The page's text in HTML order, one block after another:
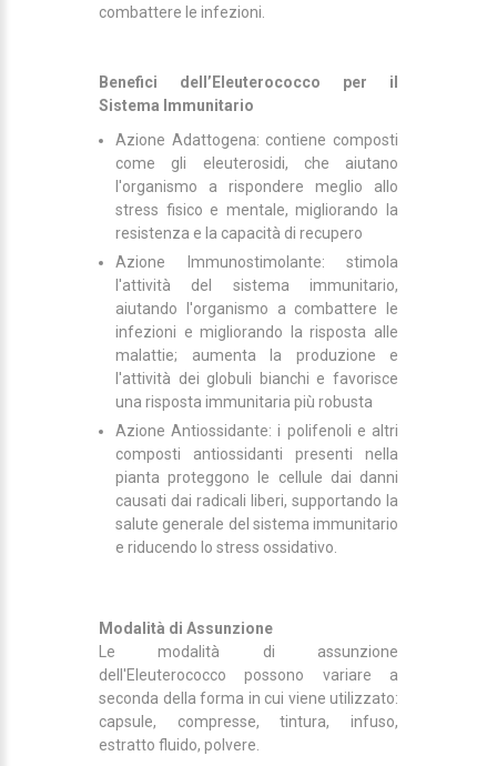
combattere le infezioni.
Benefici dell’Eleuterococco per il
Sistema Immunitario
Azione Adattogena: contiene composti
come gli eleuterosidi, che aiutano
l'organismo a rispondere meglio allo
stress fisico e mentale, migliorando la
resistenza e la capacità di recupero
Azione Immunostimolante: stimola
l'attività del sistema immunitario,
aiutando l'organismo a combattere le
infezioni e migliorando la risposta alle
malattie; aumenta la produzione e
l'attività dei globuli bianchi e favorisce
una risposta immunitaria più robusta
Azione Antiossidante: i polifenoli e altri
composti antiossidanti presenti nella
pianta proteggono le cellule dai danni
causati dai radicali liberi, supportando la
salute generale del sistema immunitario
e riducendo lo stress ossidativo.
Modalità di Assunzione
Le modalità di assunzione
dell'Eleuterococco possono variare a
seconda della forma in cui viene utilizzato:
capsule, compresse, tintura, infuso,
estratto fluido, polvere.